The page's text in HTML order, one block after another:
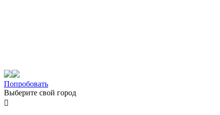
Попробовать
Выберите свой город
